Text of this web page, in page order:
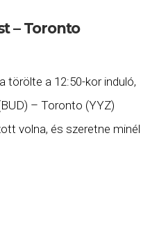
– Toronto
törölte a 12:50-kor induló,
– Toronto (YYZ)
volna, és szeretne minél